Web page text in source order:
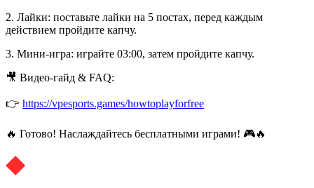
2. Лайки: поставьте лайки на 5 постах, перед каждым
действием пройдите капчу.
3. Мини-игра: играйте 03:00, затем пройдите капчу.
🎥 Видео-гайд & FAQ:
👉 https://vpesports.games/howtoplayforfree
🔥 Готово! Наслаждайтесь бесплатными играми! 🎮🔥